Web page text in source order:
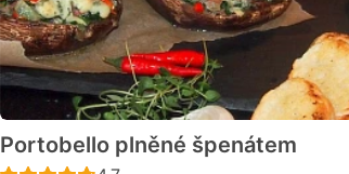
Portobello plněné špenátem